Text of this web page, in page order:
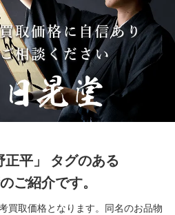
平」
タグのある
ご紹介です。
買取価格となります。同名のお品物